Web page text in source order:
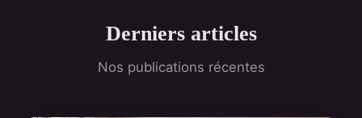
Derniers articles
Nos publications récentes